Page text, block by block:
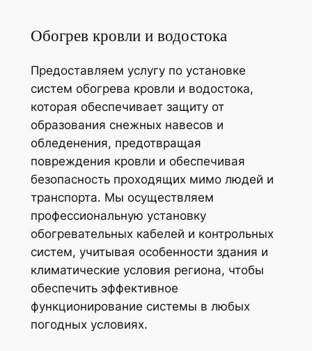
Обогрев кровли и водостока
Предоставляем услугу по установке
систем обогрева кровли и водостока,
которая обеспечивает защиту от
образования снежных навесов и
обледенения, предотвращая
повреждения кровли и обеспечивая
безопасность проходящих мимо людей и
транспорта. Мы осуществляем
профессиональную установку
обогревательных кабелей и контрольных
систем, учитывая особенности здания и
климатические условия региона, чтобы
обеспечить эффективное
функционирование системы в любых
погодных условиях.